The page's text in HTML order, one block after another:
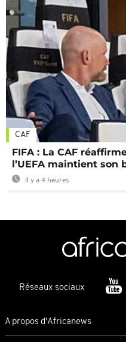
CAF
FIFA : La CAF
l’UEFA maintient son
Il y a 4 heures
Réseaux sociaux
A propos d'Africanews